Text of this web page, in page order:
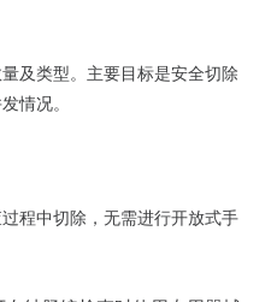
及类型。主要目标是安全切除
情况。
程中切除，无需进行开放式手